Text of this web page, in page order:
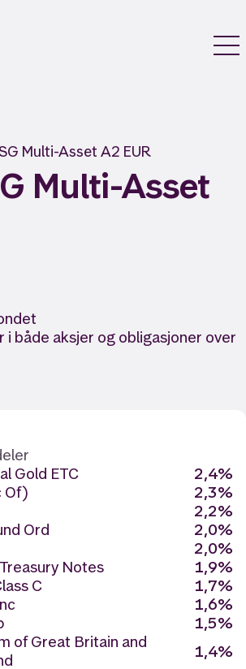
Multi-Asset A2 EUR
Multi-Asset
i både aksjer og obligasjoner over
Gold ETC
2,4%
Of)
2,3%
2,2%
Ord
2,0%
2,0%
Notes
1,9%
C
1,7%
1,6%
1,5%
of Great Britain and
1,4%